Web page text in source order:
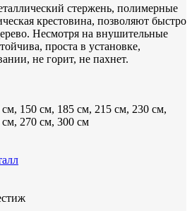
стержень, полимерные
крестовина, позволяют быстро
Несмотря на внушительные
проста в установке,
не горит, не пахнет.
см, 150 см, 185 см, 215 см, 230 см,
см, 270 см, 300 см